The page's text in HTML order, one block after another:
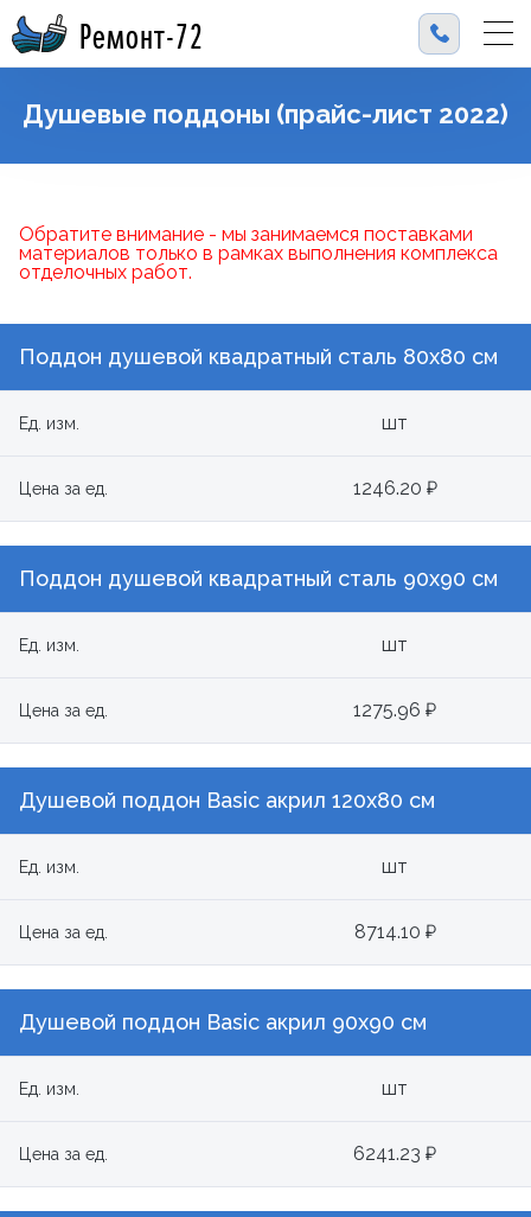
Ремонт-72
Душевые поддоны (прайс-лист 2022)
Обратите внимание - мы занимаемся поставками
материалов только в рамках выполнения комплекса
отделочных работ.
Поддон душевой квадратный сталь 80х80 см
Ед. изм. шт
Цена за ед. 1246.20 ₽
Поддон душевой квадратный сталь 90х90 см
Ед. изм. шт
Цена за ед. 1275.96 ₽
Душевой поддон Basic акрил 120x80 см
Ед. изм. шт
Цена за ед. 8714.10 ₽
Душевой поддон Basic акрил 90x90 см
Ед. изм. шт
Цена за ед. 6241.23 ₽